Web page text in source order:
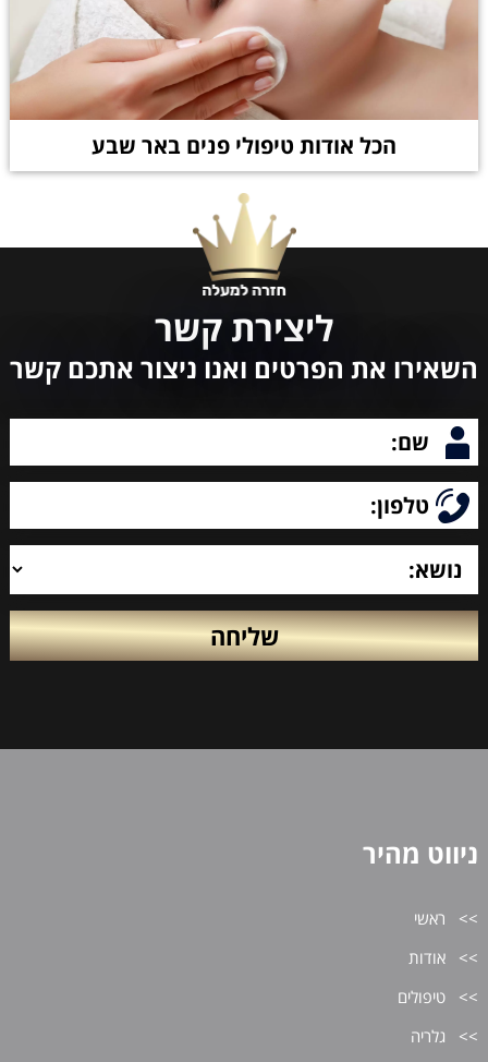
הכל אודות טיפולי פנים באר שבע
ליצירת קשר
השאירו את הפרטים ואנו ניצור אתכם קשר
ניווט מהיר
ראשי
אודות
טיפולים
גלריה